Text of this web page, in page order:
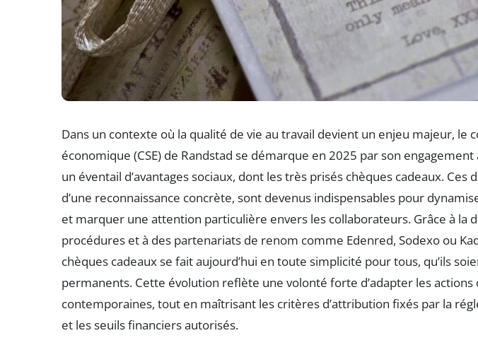
Dans un contexte où la qualité de vie au travail devient un enjeu majeur, le
économique (CSE) de Randstad se démarque en 2025 par son
un éventail d’avantages sociaux, dont les très prisés chèques cadeaux. Ces
d’une reconnaissance concrète, sont devenus indispensables pour
et marquer une attention particulière envers les collaborateurs. Grâce à la
procédures et à des partenariats de renom comme Edenred, Sodexo ou
chèques cadeaux se fait aujourd’hui en toute simplicité pour tous, qu’ils
permanents. Cette évolution reflète une volonté forte d’adapter les actions
contemporaines, tout en maîtrisant les critères d’attribution fixés par la
et les seuils financiers autorisés.